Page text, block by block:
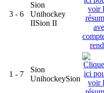
3 - 6
Sion
Unihockey
IISion II
1 - 7
Sion
UnihockeySion